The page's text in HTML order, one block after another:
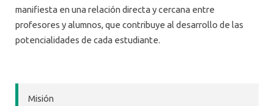
manifiesta en una relación directa y cercana entre
profesores y alumnos, que contribuye al desarrollo de las
potencialidades de cada estudiante.
Misión